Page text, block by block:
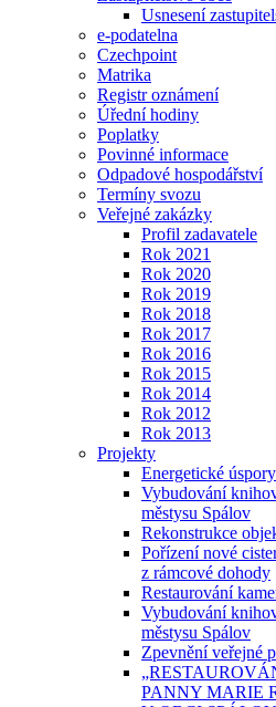
Usnesení
e-podatelna
Czechpoint
Matrika
Registr oznámení
Úřední hodiny
Poplatky
Povinné informace
Odpadové hospodářství
Termíny svozu
Veřejné zakázky
Profil zadavatele
Rok 2021
Rok 2020
Rok 2019
Rok 2018
Rok 2017
Rok 2016
Rok 2015
Rok 2014
Rok 2012
Rok 2013
Projekty
Energetické
Vybudování
městysu Spálov
Rekonstrukce
Pořízení nové
z rámcové dohody
Restaurování
Vybudování
městysu Spálov
Zpevnění veřejné
PANNY MARIE